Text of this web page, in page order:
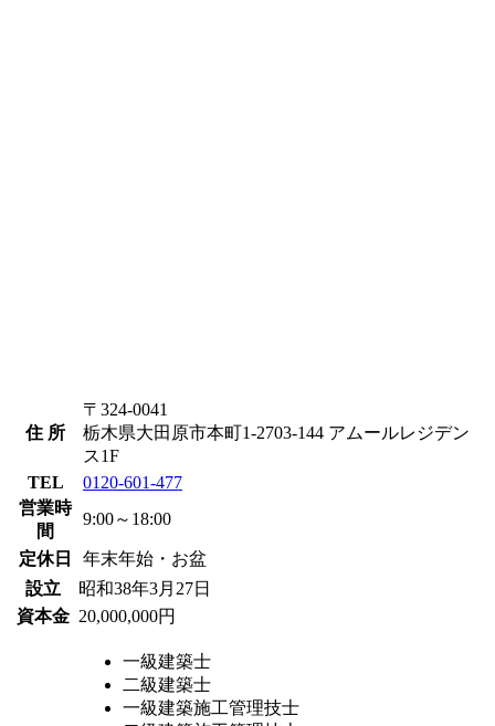
住 所
〒324-0041
栃木県大田原市本町1-2703-144 アムールレジデン
ス1F
TEL
0120-601-477
営業時
間
9:00～18:00
定休日
年末年始・お盆
設立
昭和38年3月27日
資本金 20,000,000円
一級建築士
二級建築士
一級建築施工管理技士